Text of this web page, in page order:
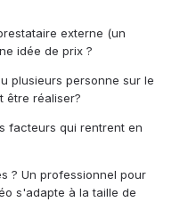
externe (un
idée de prix ?
plusieurs personne sur le
être réaliser?
facteurs qui rentrent en
? Un professionnel pour
s'adapte à la taille de